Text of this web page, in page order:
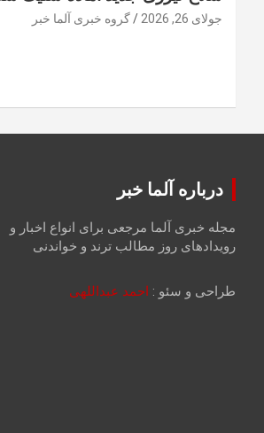
جولای 26, 2026 گروه خبری آلما خبر
درباره آلما خبر
مجله خبری آلما مرجعی برای انواع اخبار و
رویدادهای روز مطالب ترند و خواندنی
طراحی و سئو : احمد عبداللهی